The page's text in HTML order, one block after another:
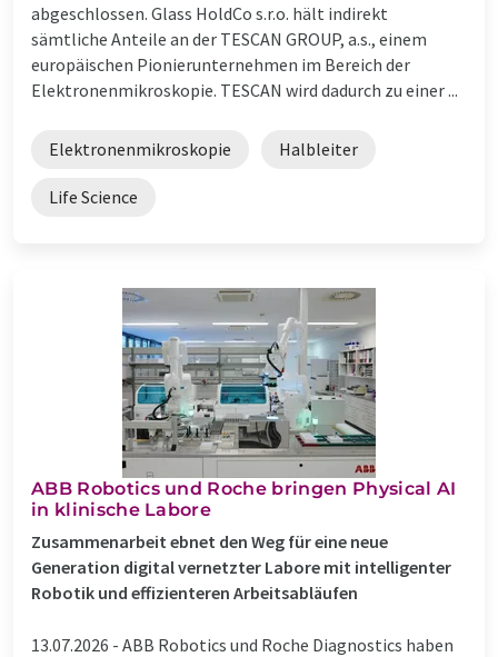
abgeschlossen. Glass HoldCo s.r.o. hält indirekt
sämtliche Anteile an der TESCAN GROUP, a.s., einem
europäischen Pionierunternehmen im Bereich der
Elektronenmikroskopie. TESCAN wird dadurch zu einer ...
Elektronenmikroskopie Halbleiter
Life Science
​​​​​​​ABB Robotics und Roche bringen Physical AI
in klinische Labore
Zusammenarbeit ebnet den Weg für eine neue
Generation digital vernetzter Labore mit intelligenter
Robotik und effizienteren Arbeitsabläufen
13.07.2026 - ABB Robotics und Roche Diagnostics haben